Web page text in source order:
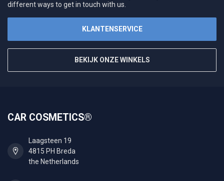
different ways to get in touch with us.
KLANTENSERVICE
BEKIJK ONZE WINKELS
CAR COSMETICS®
Laagsteen 19
4815 PH Breda
the Netherlands